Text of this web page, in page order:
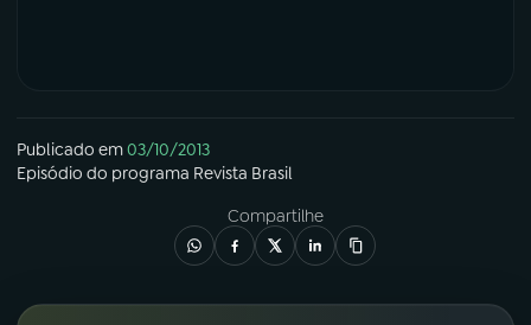
Publicado em03/10/2013
Episódio do programa Revista Brasil
Compartilhe